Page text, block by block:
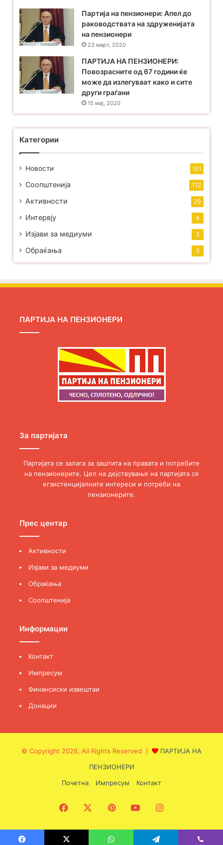
Партија на пензионери: Апел до
раководствата на здруженијата
на пензионери
23 март, 2020
ПАРТИЈА НА ПЕНЗИОНЕРИ:
Повозрасните од 67 години ќе
може да излегуваат како и сите
други граѓани
15 мај, 2020
Категории
Новости 151
Соопштенија 112
Активности 29
Интервју 4
Изјави за медиуми 3
Обраќања 3
ПАРТИЈА НА ПЕНЗИОНЕРИ
За партијата
Партијата се залага за заштита на правата и потребите
на пензионерите. Цел на дејствување на партијата се
егзистенцијалните интереси и потреби на
пензионерите.
Прес центар
Активности
Изјави за медиуми
Обраќања
Соопштенија
Информации
Контакт
Импресум
Финансиски извештаи
Донации
© Copyright 2026, All Rights Reserved |
ПАРТИЈА НА
ПЕНЗИОНЕРИ
Почетна
Импресум Контакт
Facebook PinterestYouTubeInstagram